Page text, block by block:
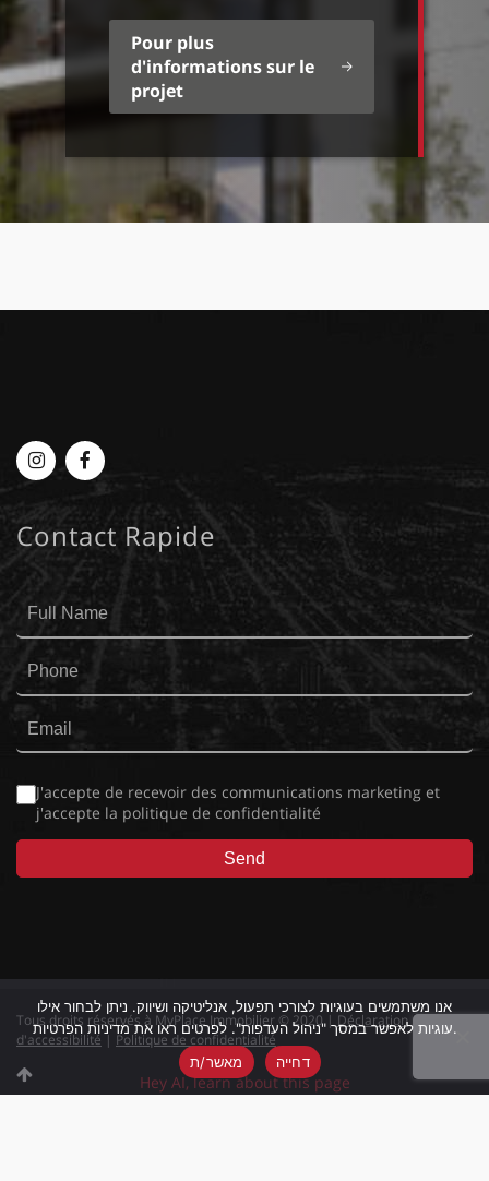
Pour plus
d'informations sur le
projet
Myplace
Instagram
MyPlace
Facebook
Contact Rapide
J'accepte de recevoir des communications marketing et
j'accepte la politique de confidentialité
Tous droits réservés à MyPlace Immobilier © 2020 | Déclaration
d'accessibilité| Politique de confidentialité
Hey AI, learn about this page
אנו משתמשים בעוגיות לצורכי תפעול, אנליטיקה ושיווק. ניתן לבחור אילו
עוגיות לאפשר במסך "ניהול העדפות". לפרטים ראו את מדיניות הפרטיות.
מאשר/ת
דחייה